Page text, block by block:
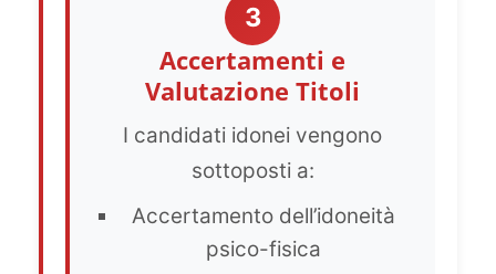
3
Accertamenti e
Valutazione Titoli
I candidati idonei vengono
sottoposti a:
Accertamento dell’idoneità
psico-fisica